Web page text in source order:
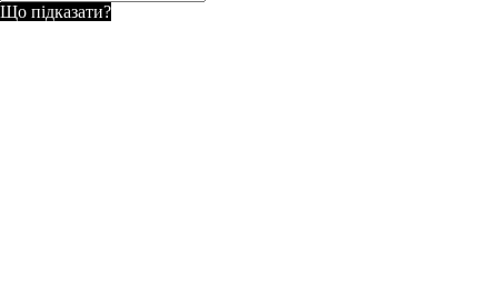
Що підказати?